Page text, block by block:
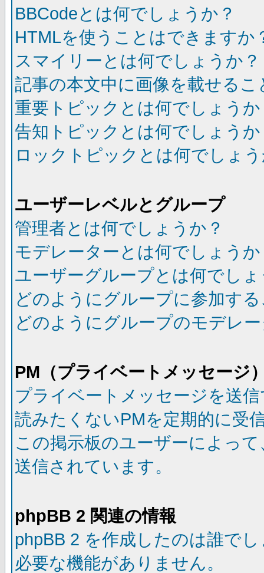
BBCodeとは何でしょうか？
HTMLを使うことはできますか
スマイリーとは何でしょうか？
記事の本文中に画像を載せる
重要トピックとは何でしょうか
告知トピックとは何でしょうか
ロックトピックとは何でしょ
ユーザーレベルとグループ
管理者とは何でしょうか？
モデレーターとは何でしょうか
ユーザーグループとは何でし
どのようにグループに参加す
どのようにグループのモデレ
PM（プライベートメッセージ
プライベートメッセージを送
読みたくないPMを定期的に受
この掲示板のユーザーによっ
送信されています。
phpBB 2 関連の情報
phpBB 2 を作成したのは誰で
必要な機能がありません。